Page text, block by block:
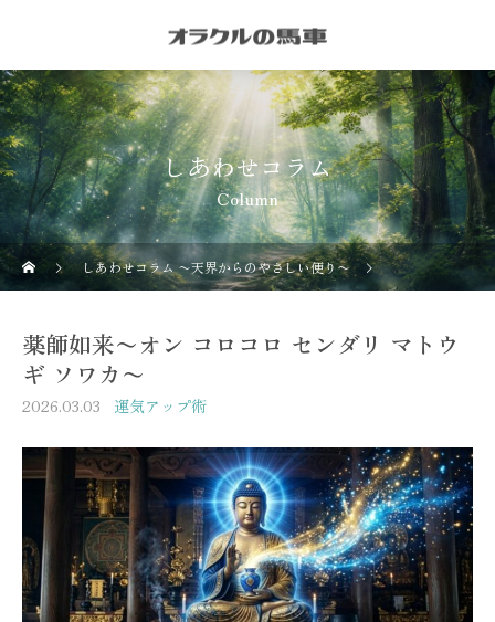
しあわせコラム
Column
しあわせコラム 〜天界からのやさしい便り〜 運気アップ術
薬師如来〜オン コロコロ センダリ マトウ
ギ ソワカ〜
2026.03.03 運気アップ術